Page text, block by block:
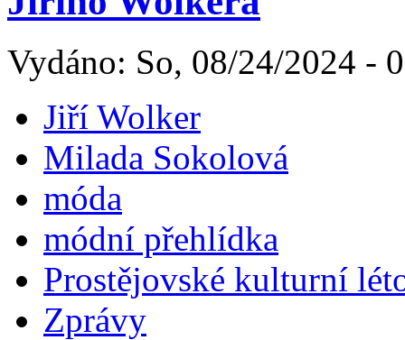
Vydáno: So, 08/24/2024 -
Jiří Wolker
Milada Sokolová
móda
módní přehlídka
Prostějovské kulturní
Zprávy